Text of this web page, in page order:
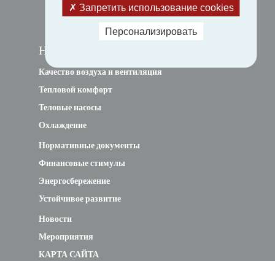
НАВИГАЦИЯ
Качество воздуха и вентиляция
Тепловой комфорт
Теловые насосы
Охлаждение
Нормативные документы
Финансовые стимулы
Энергосбережение
Устойчивое развитие
Новости
Мероприятия
КАРТА САЙТА
Запретить использование cookies
Персонализировать